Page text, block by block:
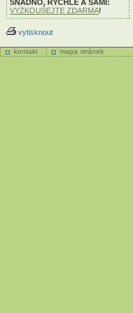
SNADNO, RYCHLE A SAMI:
VYZKOUŠEJTE ZDARMA!
vytisknout
kontakt mapa stránek